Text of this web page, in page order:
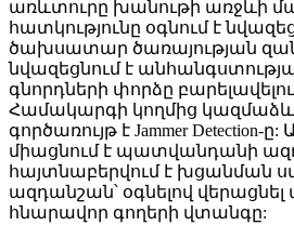
առևտուրը խանութի առջևի
հատկությունը օգնում է
ծախսատար ծառայության
նվազեցնում է
գնորդների փորձը
Համակարգի կողմից
գործառույթ է Jammer Detection-
միացնում է պատվանդանի
հայտնաբերվում է խցանման
ազդանշան՝ օգնելով վերացնել
հնարավոր գողերի վտանգը: